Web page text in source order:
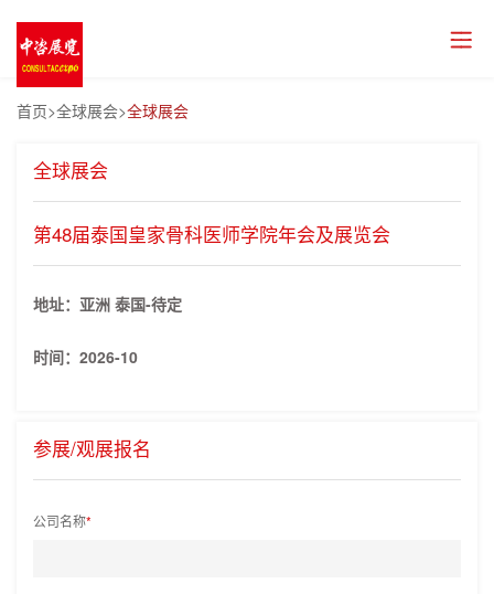
首页>全球展会>全球展会
全球展会
第48届泰国皇家骨科医师学院年会及展览会
地址：亚洲 泰国-待定
时间： 2026-10
参展/观展报名
公司名称*